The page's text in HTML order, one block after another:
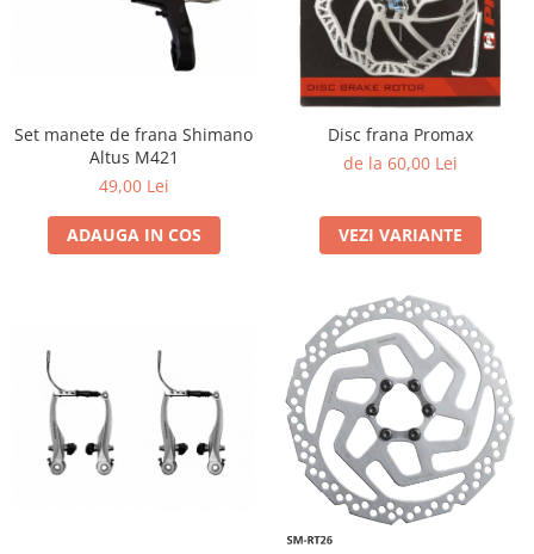
Set manete de frana Shimano
Altus M421
49,00 Lei
ADAUGA IN COS
Disc frana Promax
de la 60,00 Lei
VEZI VARIANTE